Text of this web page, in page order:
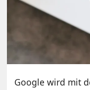
Google wird mit